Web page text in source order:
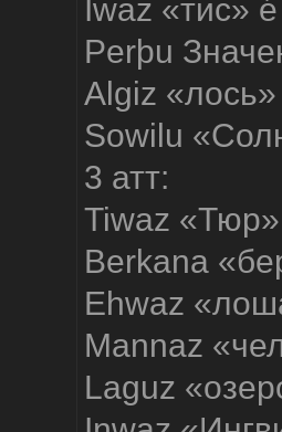
Iwaz «тис»
Perþu
Algiz
Sowilu
3 атт:
Tiwaz
Berkana
Ehwaz
Mannaz
Laguz